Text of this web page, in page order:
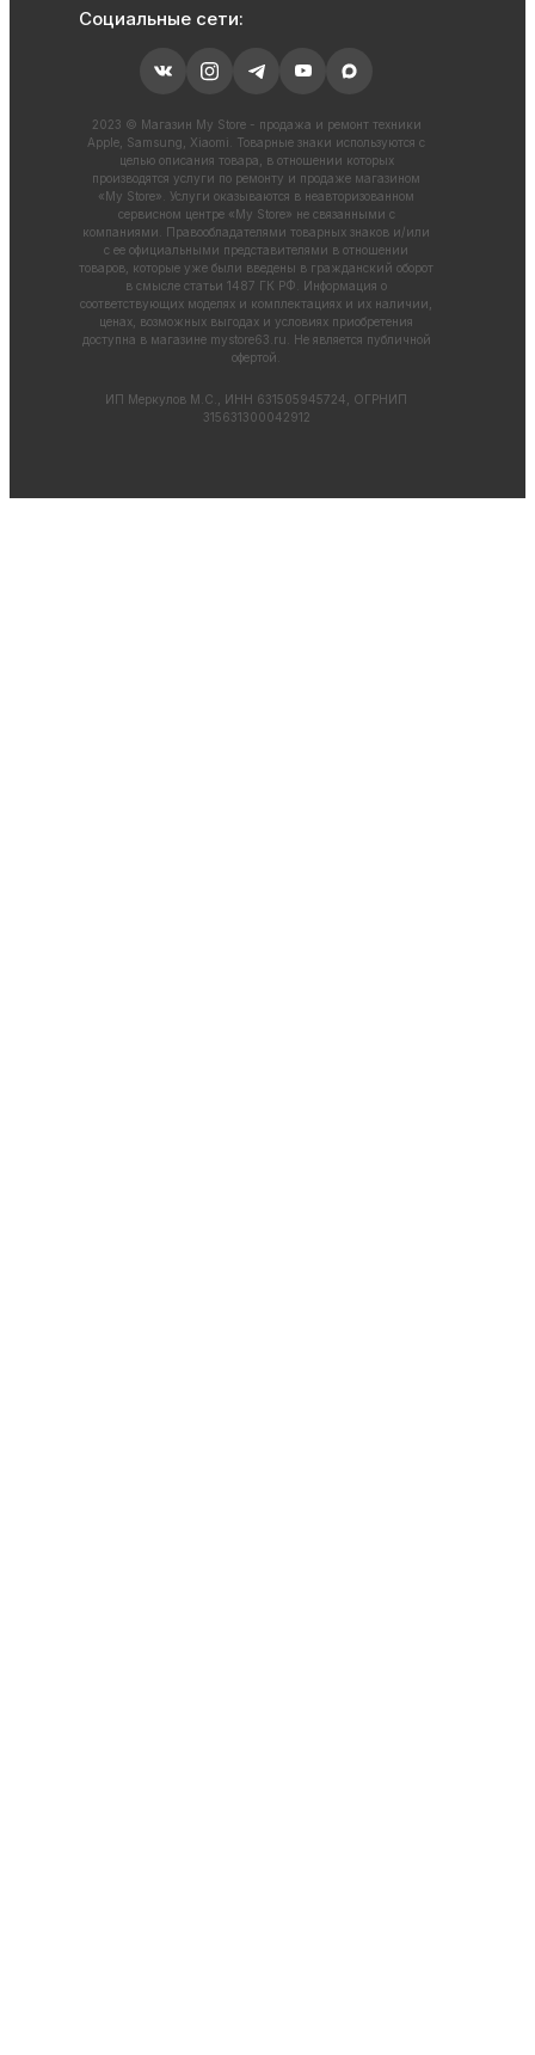
Социальные сети:
2023 © Магазин My Store - продажа и ремонт техники
Apple, Samsung, Xiaomi. Товарные знаки используются с
целью описания товара, в отношении которых
производятся услуги по ремонту и продаже магазином
«My Store». Услуги оказываются в неавторизованном
сервисном центре «My Store» не связанными с
компаниями. Правообладателями товарных знаков и/или
с ее официальными представителями в отношении
товаров, которые уже были введены в гражданский оборот
в смысле статьи 1487 ГК РФ. Информация о
соответствующих моделях и комплектациях и их наличии,
ценах, возможных выгодах и условиях приобретения
доступна в магазине mystore63.ru . Не является публичной
офертой.
ИП Меркулов М.С., ИНН 631505945724, ОГРНИП
315631300042912